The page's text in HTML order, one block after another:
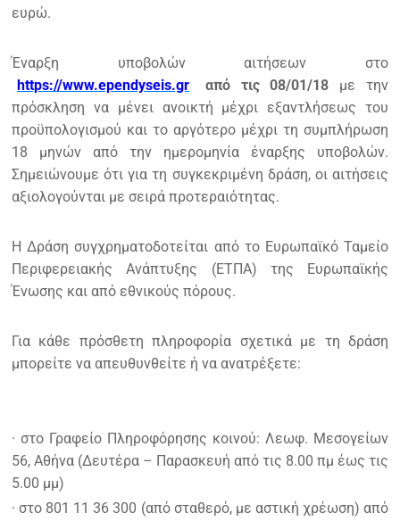
ευρώ.
Έναρξη υποβολών αιτήσεων στο
https://www.ependyseis.gr
από τις 08/01/18 με την
πρόσκληση να μένει ανοικτή μέχρι εξαντλήσεως του
προϋπολογισμού και το αργότερο μέχρι τη συμπλήρωση
18 μηνών από την ημερομηνία έναρξης υποβολών.
Σημειώνουμε ότι για τη συγκεκριμένη δράση, οι αιτήσεις
αξιολογούνται με σειρά προτεραιότητας.
Η Δράση συγχρηματοδοτείται από το Ευρωπαϊκό Ταμείο
Περιφερειακής Ανάπτυξης (ΕΤΠΑ) της Ευρωπαϊκής
Ένωσης και από εθνικούς πόρους.
Για κάθε πρόσθετη πληροφορία σχετικά με τη δράση
μπορείτε να απευθυνθείτε ή να ανατρέξετε:
· στο Γραφείο Πληροφόρησης κοινού: Λεωφ. Μεσογείων
56, Αθήνα (Δευτέρα – Παρασκευή από τις 8.00 πµ έως τις
5.00 µµ)
· στο 801 11 36 300 (από σταθερό, με αστική χρέωση) από